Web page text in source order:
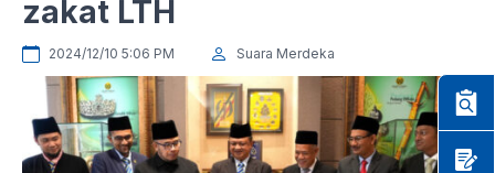
zakat LTH
2024/12/10 5:06 PM Suara Merdeka